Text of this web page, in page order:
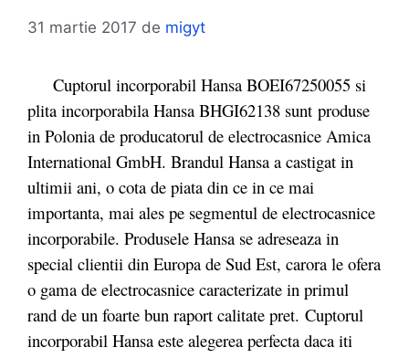
31 martie 2017 de migyt
Cuptorul incorporabil Hansa BOEI67250055 si
plita incorporabila Hansa BHGI62138 sunt produse
in Polonia de producatorul de electrocasnice Amica
International GmbH. Brandul Hansa a castigat in
ultimii ani, o cota de piata din ce in ce mai
importanta, mai ales pe segmentul de electrocasnice
incorporabile. Produsele Hansa se adreseaza in
special clientii din Europa de Sud Est, carora le ofera
o gama de electrocasnice caracterizate in primul
rand de un foarte bun raport calitate pret. Cuptorul
incorporabil Hansa este alegerea perfecta daca iti